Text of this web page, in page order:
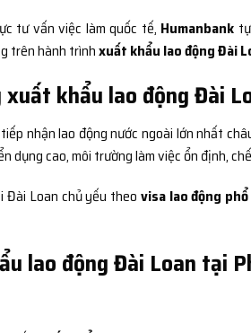
tư vấn việc làm quốc tế, Humanbank
trên hành trìnhxuất khẩu lao động Đài
khẩu lao động Đài
nhận lao động nước ngoài lớn nhất
dụng cao, môi trường làm việc ổn định,
Đài Loan chủ yếu theo visa lao động
lao động Đài Loan tại